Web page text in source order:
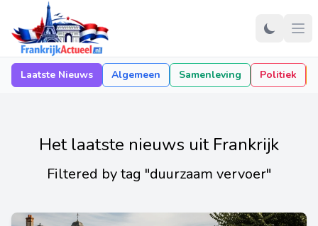
Laatste Nieuws Algemeen Samenleving Politiek
Het laatste nieuws uit Frankrijk
Filtered by tag "duurzaam vervoer"